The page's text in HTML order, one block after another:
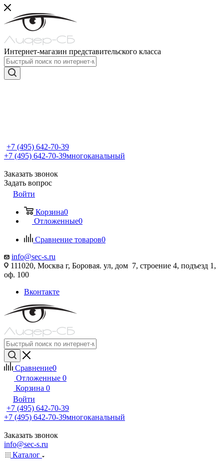
Интернет-магазин представительского класса
+7 (495) 642-70-39
+7 (495) 642-70-39многоканальный
Заказать звонок
Задать вопрос
Войти
Корзина0
Отложенные0
Сравнение товаров0
info@sec-s.ru
111020, Москва г, Боровая. ул, дом 7, строение 4, подъезд 1,
оф. 100
Вконтакте
Сравнение0
Отложенные 0
Корзина 0
Войти
+7 (495) 642-70-39
+7 (495) 642-70-39многоканальный
Заказать звонок
info@sec-s.ru
Каталог